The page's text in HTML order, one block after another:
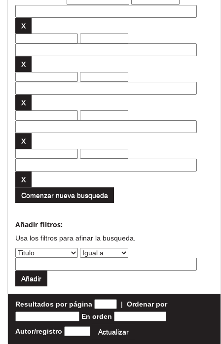
Comenzar nueva busqueda
Añadir filtros:
Usa los filtros para afinar la busqueda.
Resultados por página | Ordenar por
En orden
Autor/registro